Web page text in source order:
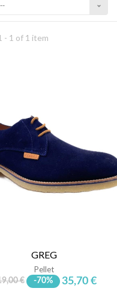
--
- 1 of 1 item
GREG
Pellet
€ -70% 35,70 €